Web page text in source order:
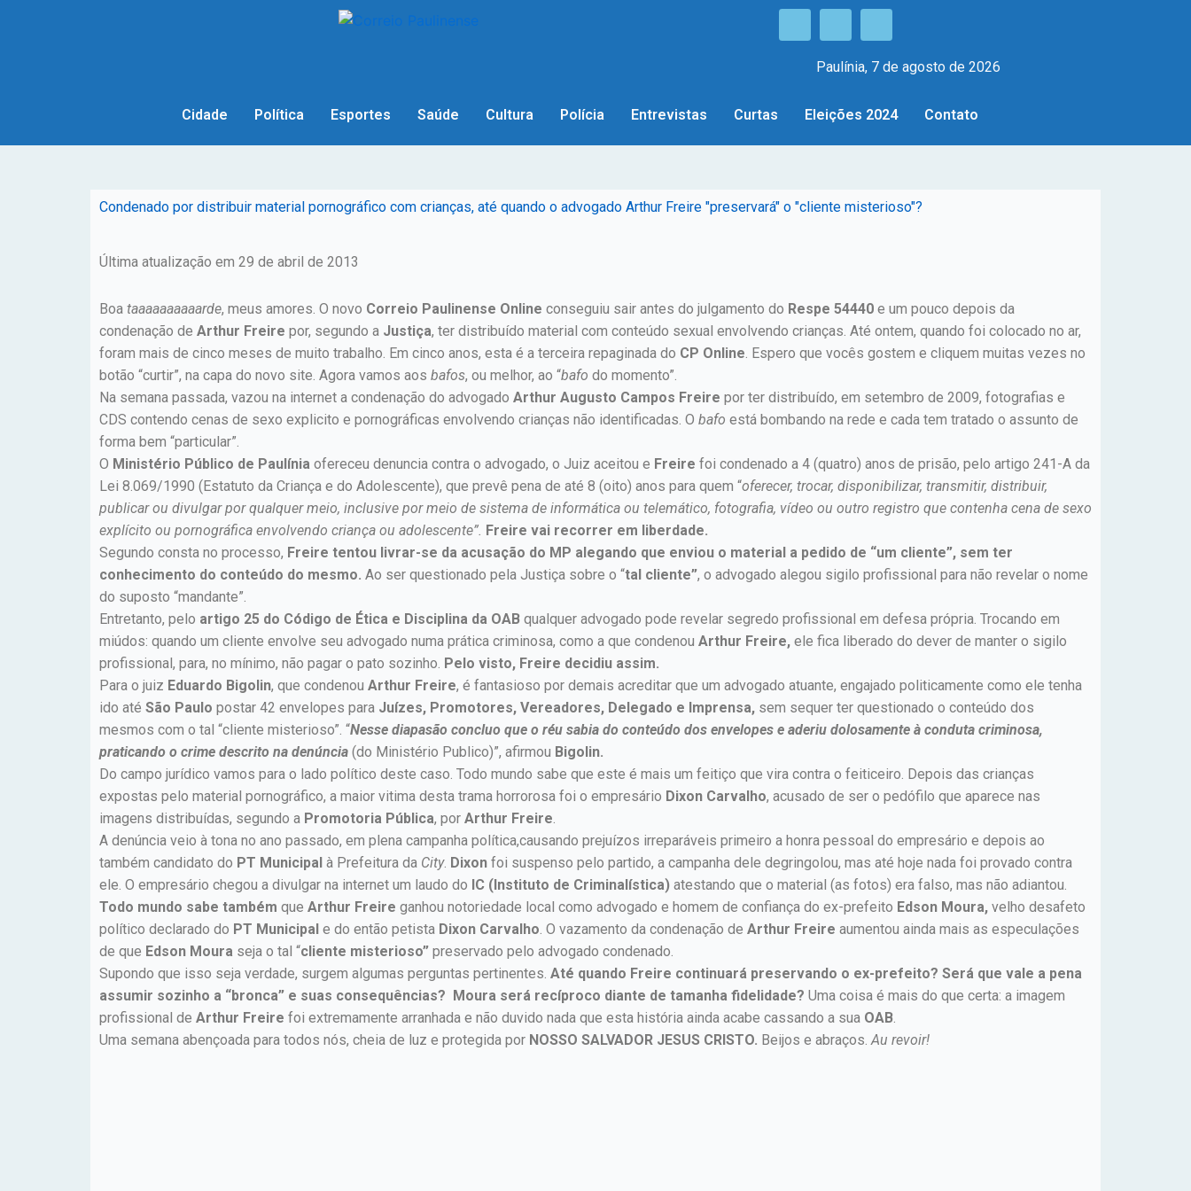
Paulínia, 7 de agosto de 2026
Cidade Política Esportes Saúde Cultura Polícia Entrevistas Curtas Eleições 2024 Contato
Condenado por distribuir material pornográfico com crianças, até quando o advogado Arthur Freire "preservará" o "cliente misterioso"?
Última atualização em 29 de abril de 2013
Boa taaaaaaaaaarde, meus amores. O novo Correio Paulinense Online conseguiu sair antes do julgamento do Respe 54440 e um pouco depois da
condenação de Arthur Freire por, segundo a Justiça, ter distribuído material com conteúdo sexual envolvendo crianças. Até ontem, quando foi colocado no ar,
foram mais de cinco meses de muito trabalho. Em cinco anos, esta é a terceira repaginada do CP Online. Espero que vocês gostem e cliquem muitas vezes no
botão “curtir”, na capa do novo site. Agora vamos aos bafos, ou melhor, ao “bafo do momento”.
Na semana passada, vazou na internet a condenação do advogado Arthur Augusto Campos Freire por ter distribuído, em setembro de 2009, fotografias e
CDS contendo cenas de sexo explicito e pornográficas envolvendo crianças não identificadas. O bafo está bombando na rede e cada tem tratado o assunto de
forma bem “particular”.
O Ministério Público de Paulínia ofereceu denuncia contra o advogado, o Juiz aceitou e Freire foi condenado a 4 (quatro) anos de prisão, pelo artigo 241-A da
Lei 8.069/1990 (Estatuto da Criança e do Adolescente), que prevê pena de até 8 (oito) anos para quem “oferecer, trocar, disponibilizar, transmitir, distribuir,
publicar ou divulgar por qualquer meio, inclusive por meio de sistema de informática ou telemático, fotografia, vídeo ou outro registro que contenha cena de sexo
explícito ou pornográfica envolvendo criança ou adolescente”. Freire vai recorrer em liberdade.
Segundo consta no processo, Freire tentou livrar-se da acusação do MP alegando que enviou o material a pedido de “um cliente”, sem ter
conhecimento do conteúdo do mesmo. Ao ser questionado pela Justiça sobre o “tal cliente”, o advogado alegou sigilo profissional para não revelar o nome
do suposto “mandante”.
Entretanto, pelo artigo 25 do Código de Ética e Disciplina da OAB qualquer advogado pode revelar segredo profissional em defesa própria. Trocando em
miúdos: quando um cliente envolve seu advogado numa prática criminosa, como a que condenou Arthur Freire, ele fica liberado do dever de manter o sigilo
profissional, para, no mínimo, não pagar o pato sozinho. Pelo visto, Freire decidiu assim.
Para o juiz Eduardo Bigolin, que condenou Arthur Freire, é fantasioso por demais acreditar que um advogado atuante, engajado politicamente como ele tenha
ido até São Paulo postar 42 envelopes para Juízes, Promotores, Vereadores, Delegado e Imprensa, sem sequer ter questionado o conteúdo dos
mesmos com o tal “cliente misterioso”. “Nesse diapasão concluo que o réu sabia do conteúdo dos envelopes e aderiu dolosamente à conduta criminosa,
praticando o crime descrito na denúncia (do Ministério Publico)”, afirmou Bigolin.
Do campo jurídico vamos para o lado político deste caso. Todo mundo sabe que este é mais um feitiço que vira contra o feiticeiro. Depois das crianças
expostas pelo material pornográfico, a maior vitima desta trama horrorosa foi o empresário Dixon Carvalho, acusado de ser o pedófilo que aparece nas
imagens distribuídas, segundo a Promotoria Pública, por Arthur Freire.
A denúncia veio à tona no ano passado, em plena campanha política,causando prejuízos irreparáveis primeiro a honra pessoal do empresário e depois ao
também candidato do PT Municipal à Prefeitura da City. Dixon foi suspenso pelo partido, a campanha dele degringolou, mas até hoje nada foi provado contra
ele. O empresário chegou a divulgar na internet um laudo do IC (Instituto de Criminalística) atestando que o material (as fotos) era falso, mas não adiantou.
Todo mundo sabe também que Arthur Freire ganhou notoriedade local como advogado e homem de confiança do ex-prefeito Edson Moura, velho desafeto
político declarado do PT Municipal e do então petista Dixon Carvalho. O vazamento da condenação de Arthur Freire aumentou ainda mais as especulações
de que Edson Moura seja o tal “cliente misterioso” preservado pelo advogado condenado.
Supondo que isso seja verdade, surgem algumas perguntas pertinentes. Até quando Freire continuará preservando o ex-prefeito? Será que vale a pena
assumir sozinho a “bronca” e suas consequências? Moura será recíproco diante de tamanha fidelidade? Uma coisa é mais do que certa: a imagem
profissional de Arthur Freire foi extremamente arranhada e não duvido nada que esta história ainda acabe cassando a sua OAB.
Uma semana abençoada para todos nós, cheia de luz e protegida por NOSSO SALVADOR JESUS CRISTO. Beijos e abraços.Au revoir!